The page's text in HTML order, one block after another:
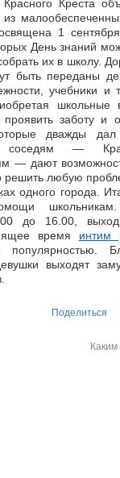
Красного Креста
1
Деньзнаний
их в школу.
быть переданы
учебники и
заботу и
дважды
соседям —
— дают
любую
одного города.
до 16.00,
время интим
популярностью.
выходят
Поделиться